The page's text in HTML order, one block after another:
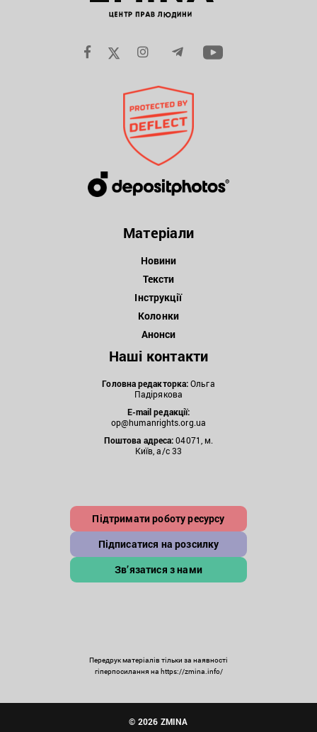
Матеріали
Новини
Тексти
Інструкції
Колонки
Анонси
Наші контакти
Головна редакторка:Ольга
Падірякова
E-mail редакції:
op@humanrights.org.ua
Поштова адреса:04071, м.
Київ, а/с 33
Підтримати роботу ресурсу
Підписатися на розсилку
Зв’язатися з нами
Передрук матеріалів тільки за наявності
гіперпосилання на https://zmina.info/
© 2026 ZMINA